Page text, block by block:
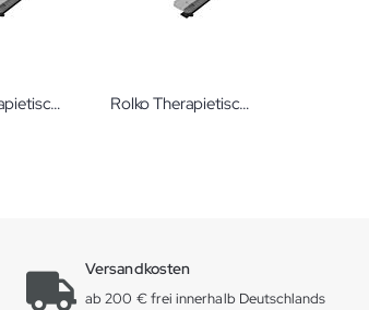
Rolko Therapietisch 775 x 570 x 8 mm Rolko Therapietisch 600 x 570 x 8 mm
Versandkosten
ab 200 € frei innerhalb Deutschlands